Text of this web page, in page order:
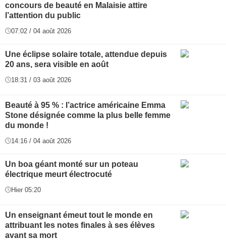
concours de beauté en Malaisie attire
l’attention du public
07:02 / 04 août 2026
Une éclipse solaire totale, attendue depuis
20 ans, sera visible en août
18:31 / 03 août 2026
Beauté à 95 % : l’actrice américaine Emma
Stone désignée comme la plus belle femme
du monde !
14:16 / 04 août 2026
Un boa géant monté sur un poteau
électrique meurt électrocuté
Hier 05:20
Un enseignant émeut tout le monde en
attribuant les notes finales à ses élèves
avant sa mort